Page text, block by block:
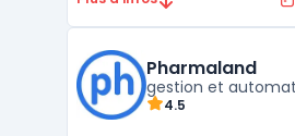
l’assignation des ressources
techniciens e ...
Pharmaland
gestion et
4.5